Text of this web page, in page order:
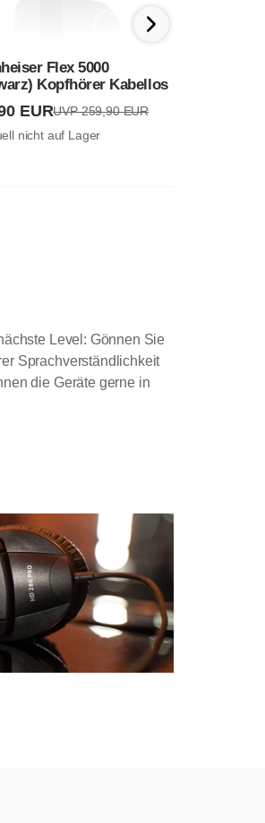
Flex 5000
Kopfhörer Kabellos
EURUVP 259,90 EUR
nicht auf Lager
Level: Gönnen Sie
Sprachverständlichkeit
die Geräte gerne in